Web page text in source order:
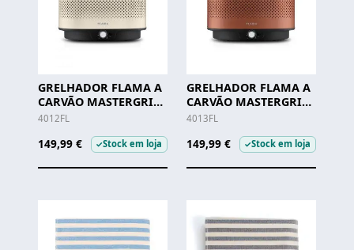
GRELHADOR FLAMA A
CARVÃO MASTERGRILL
EVO SAND
4012FL
149,99 € ✓Stock em loja
GRELHADOR FLAMA A
CARVÃO MASTERGRILL
EVO TERRACOTTA
4013FL
149,99 € ✓Stock em loja